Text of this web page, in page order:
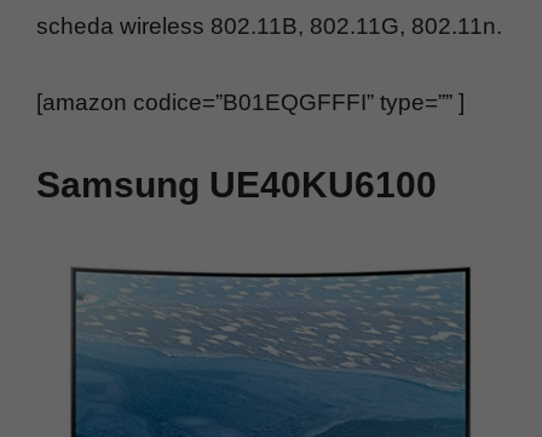
scheda wireless 802.11B, 802.11G, 802.11n.
[amazon codice=”B01EQGFFFI” type=”” ]
Samsung UE40KU6100